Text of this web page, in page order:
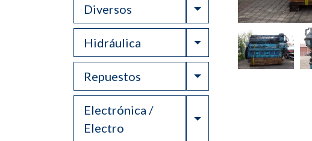
Diversos Toggle Dropdown
Hidráulica Toggle Dropdown
Repuestos Toggle Dropdown
Electrónica /
Electro
Toggle Dropdown